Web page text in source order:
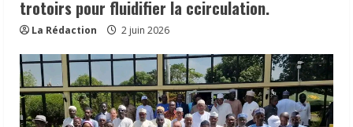
trotoirs pour fluidifier la ccirculation.
La Rédaction 2 juin 2026